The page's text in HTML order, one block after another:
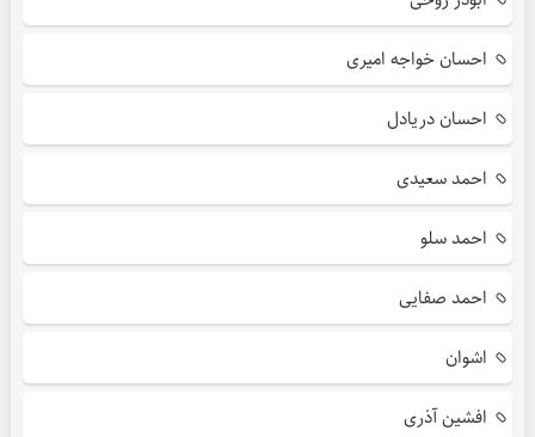
احسان خواجه امیری
احسان دریادل
احمد سعیدی
احمد سلو
احمد صفایی
اشوان
افشین آذری